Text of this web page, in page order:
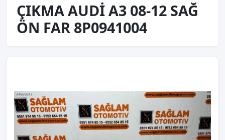
ÇIKMA AUDİ A3 08-12 SAĞ
ÖN FAR 8P0941004